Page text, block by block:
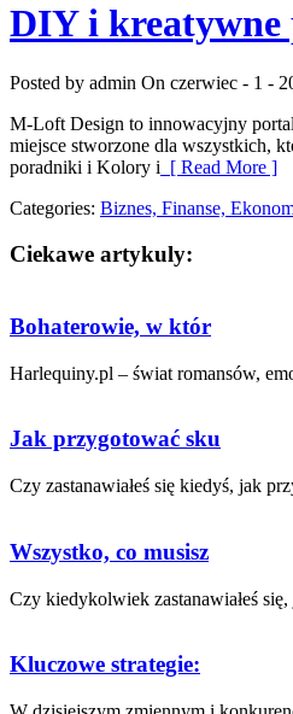
DIY i
Posted by admin On czerwiec - 1 -
M-Loft Design to innowacyjny portal
miejsce stworzone dla wszystkich,
poradniki i Kolory i [ Read More ]
Categories: Biznes, Finanse,
Ciekawe artykuly:
Bohaterowie, w któr
Harlequiny.pl – świat romansów,
Jak przygotować sku
Czy zastanawiałeś się kiedyś, ​jak
Wszystko, co musisz
Czy kiedykolwiek⁤ zastanawiałeś‌
Kluczowe strategie: